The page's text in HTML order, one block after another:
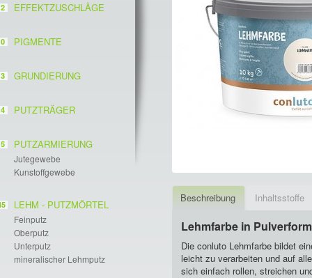
2 EFFEKTZUSCHLÄGE
0 PIGMENTE
3 GRUNDIERUNG
4 PUTZTRÄGER
5 PUTZARMIERUNG
Jutegewebe
Kunstoffgewebe
LEHM - PUTZMÖRTEL
Feinputz
Oberputz
Unterputz
mineralischer Lehmputz
Beschreibung Inhaltsstoffe
Lehmfarbe in Pulverform
Die conluto Lehmfarbe bildet
leicht zu verarbeiten und auf
sich einfach rollen, streichen